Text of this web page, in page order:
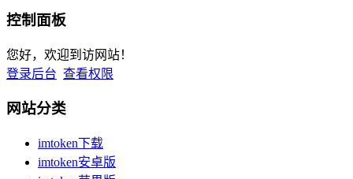
控制面板
您好，欢迎到访网站！
登录后台 查看权限
网站分类
imtoken下载
imtoken安卓版